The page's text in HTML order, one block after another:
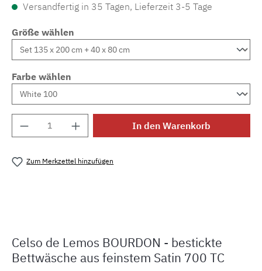
Versandfertig in 35 Tagen, Lieferzeit 3-5 Tage
Größe wählen
Farbe wählen
Produkt Anzahl: Gib den gewünschten
In den Warenkorb
Zum Merkzettel hinzufügen
Celso de Lemos BOURDON - bestickte
Bettwäsche aus feinstem Satin 700 TC